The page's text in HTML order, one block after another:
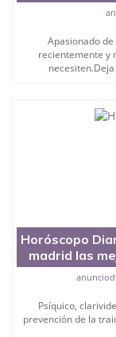
Apasionado
recientemente y
Horóscopo
madrid las
Psíquico,
prevención de la